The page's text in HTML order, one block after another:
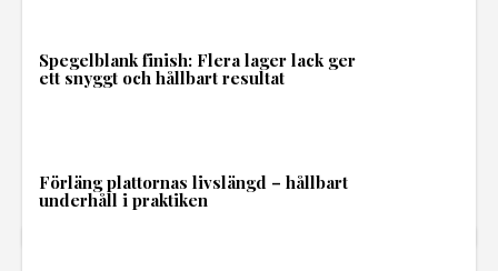
Spegelblank finish: Flera lager lack ger
ett snyggt och hållbart resultat
Förläng plattornas livslängd – hållbart
underhåll i praktiken